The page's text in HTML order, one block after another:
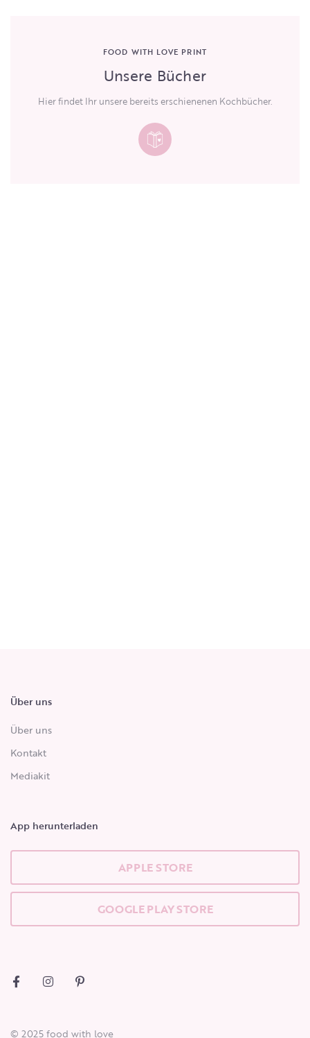
FOOD WITH LOVE PRINT
Unsere Bücher
Hier findet Ihr unsere bereits erschienenen Kochbücher.
Über uns
Über uns
Kontakt
Mediakit
App herunterladen
APPLE STORE
GOOGLE PLAY STORE
© 2025 food with love